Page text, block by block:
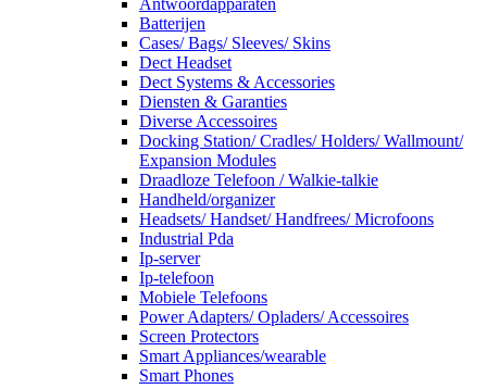
Batterijen
Cases/ Bags/ Sleeves/ Skins
Dect Headset
Dect Systems & Accessories
Diensten & Garanties
Diverse Accessoires
Docking Station/ Cradles/ Holders/ Wallmount/
Expansion Modules
Draadloze Telefoon / Walkie-talkie
Handheld/organizer
Headsets/ Handset/ Handfrees/ Microfoons
Industrial Pda
Ip-server
Ip-telefoon
Mobiele Telefoons
Power Adapters/ Opladers/ Accessoires
Screen Protectors
Smart Appliances/wearable
Smart Phones